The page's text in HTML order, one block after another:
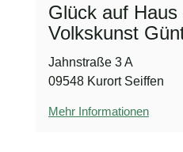
Glück auf Haus
Volkskunst
Jahnstraße 3 A
09548 Kurort Seiffen
Mehr Informationen